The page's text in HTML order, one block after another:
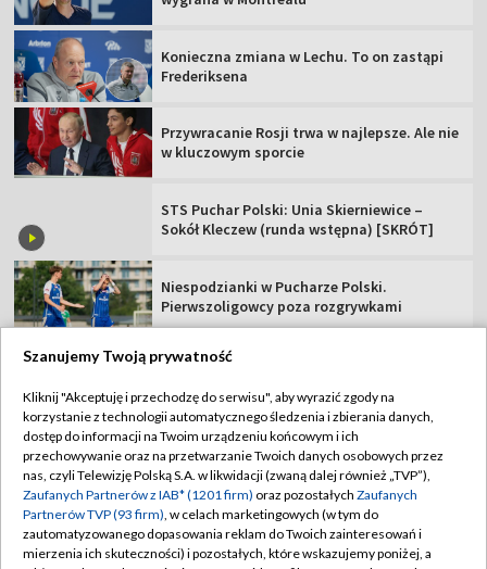
Konieczna zmiana w Lechu. To on zastąpi
Frederiksena
Przywracanie Rosji trwa w najlepsze. Ale nie
w kluczowym sporcie
STS Puchar Polski: Unia Skierniewice –
Sokół Kleczew (runda wstępna) [SKRÓT]
Niespodzianki w Pucharze Polski.
Pierwszoligowcy poza rozgrywkami
TVP
Abonament TVP
Sklep TVP
Biuro Reklamy
Oferta Handlowa
Regulamin TVP
Polityka prywatności
Moje zgody
Biuro reklamy
Szanujemy Twoją prywatność
Kliknij "Akceptuję i przechodzę do serwisu", aby wyrazić zgody na
korzystanie z technologii automatycznego śledzenia i zbierania danych,
dostęp do informacji na Twoim urządzeniu końcowym i ich
przechowywanie oraz na przetwarzanie Twoich danych osobowych przez
nas, czyli Telewizję Polską S.A. w likwidacji (zwaną dalej również „TVP”),
Zaufanych Partnerów z IAB* (1201 firm) oraz pozostałych Zaufanych
Partnerów TVP (93 firm), w celach marketingowych (w tym do
zautomatyzowanego dopasowania reklam do Twoich zainteresowań i
mierzenia ich skuteczności) i pozostałych, które wskazujemy poniżej, a